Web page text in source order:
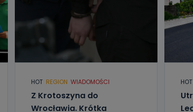
HOT REGION WIADOMOŚCI
Z Krotoszyna do
Wrocławia. Krótka
HOT